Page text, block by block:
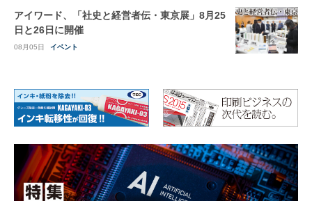
アイワード、「社史と経営者伝・東京展」8月25
日と26日に開催
08月05日 イベント